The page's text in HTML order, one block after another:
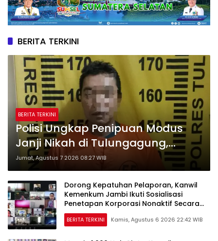
BERITA TERKINI
BERITA TERKINI
Polisi Ungkap Penipuan Modus
Janji Nikah di Tulungagung,
Korban TKW Hong Kong Rugi
Rp622 Juta
Jumat, Agustus 7 2026 08:27 WIB
Dorong Kepatuhan Pelaporan, Kanwil
Kemenkum Jambi Ikuti Sosialisasi
Penetapan Korporasi Nonaktif Secara
Administratif
BERITA TERKINI Kamis, Agustus 6 2026 22:42 WIB